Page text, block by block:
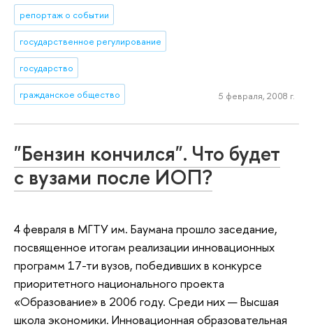
репортаж о событии
государственное регулирование
государство
гражданское общество 5 февраля, 2008 г.
"Бензин кончился". Что будет
с вузами после ИОП?
4 февраля в МГТУ им. Баумана прошло заседание,
посвященное итогам реализации инновационных
программ 17-ти вузов, победивших в конкурсе
приоритетного национального проекта
«Образование» в 2006 году. Среди них — Высшая
школа экономики. Инновационная образовательная